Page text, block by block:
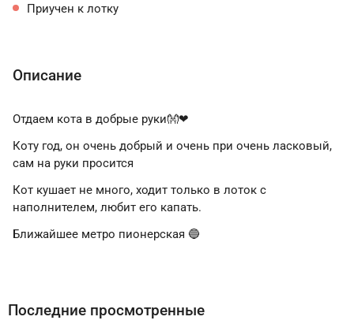
Приучен к лотку
Описание
Отдаем кота в добрые руки👐❤
Коту год, он очень добрый и очень при очень ласковый,
сам на руки просится
Кот кушает не много, ходит только в лоток с
наполнителем, любит его капать.
Ближайшее метро пионерская 🔵
Последние просмотренные